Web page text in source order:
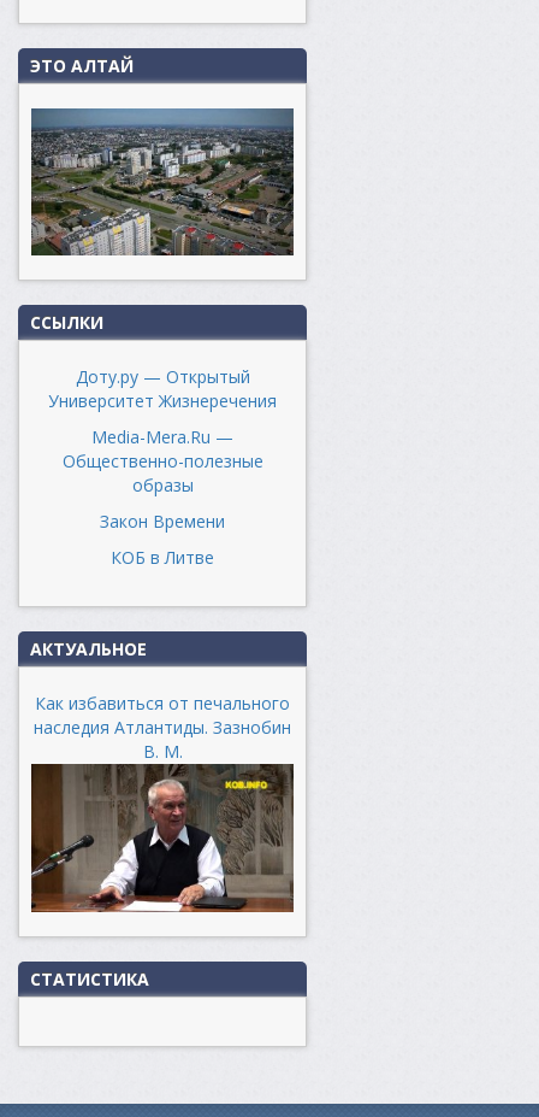
ЭТО АЛТАЙ
ССЫЛКИ
Доту.ру — Открытый
Университет Жизнеречения
Media-Mera.Ru —
Общественно-полезные
образы
Закон Времени
КОБ в Литве
АКТУАЛЬНОЕ
Как избавиться от печального
наследия Атлантиды. Зазнобин
В. М.
СТАТИСТИКА